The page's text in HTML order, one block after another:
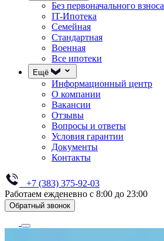
Без первоначального взноса
IT-Ипотека
Семейная
Стандартная
Военная
Все ипотеки
Ещё
Информационный центр
О компании
Вакансии
Отзывы
Вопросы и ответы
Условия гарантии
Документы
Контакты
+7 (383) 375-92-03
Работаем ежденевно с 8:00 до 23:00
Обратный звонок